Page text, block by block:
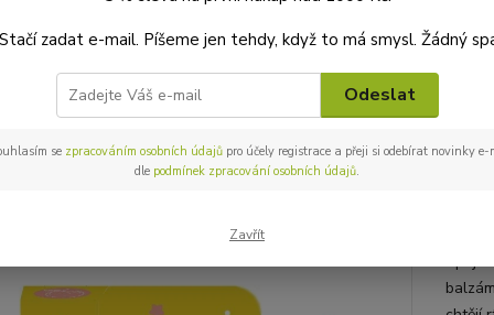
KOSMETIKA laSaponaria Tónovací balzám na rty v tužce
Tónovací balzám na
zadat e-mail. Píšeme jen tehdy, když to má smysl. Žádný
Odeslat
se zpracováním osobních údajůpro účely registrace a přeji si odebírat novinky e-
dle podmínek zpracování osobních údajů.
Zavřít